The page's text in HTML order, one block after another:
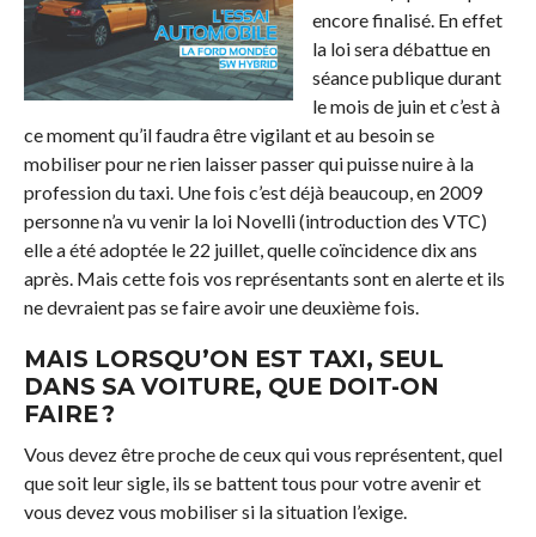
encore finalisé. En effet
la loi sera débattue en
séance publique durant
le mois de juin et c’est à
ce moment qu’il faudra être vigilant et au besoin se
mobiliser pour ne rien laisser passer qui puisse nuire à la
profession du taxi. Une fois c’est déjà beaucoup, en 2009
personne n’a vu venir la loi Novelli (introduction des VTC)
elle a été adoptée le 22 juillet, quelle coïncidence dix ans
après. Mais cette fois vos représentants sont en alerte et ils
ne devraient pas se faire avoir une deuxième fois.
MAIS LORSQU’ON EST TAXI, SEUL
DANS SA VOITURE, QUE DOIT-ON
FAIRE ?
Vous devez être proche de ceux qui vous représentent, quel
que soit leur sigle, ils se battent tous pour votre avenir et
vous devez vous mobiliser si la situation l’exige.